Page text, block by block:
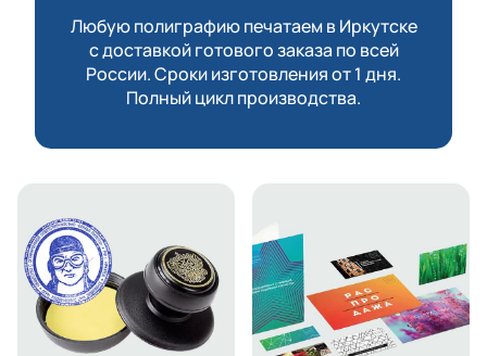
Любую полиграфию печатаем в Иркутске
с доставкой готового заказа по всей
России. Сроки изготовления от 1 дня.
Полный цикл производства.